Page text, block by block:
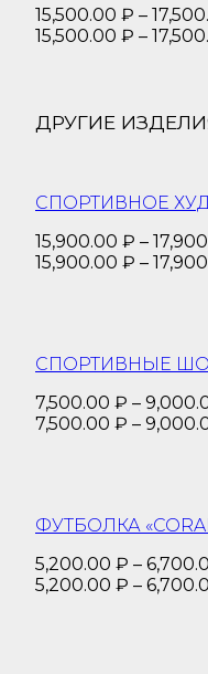
15,500.00 ₽ –
15,500.00 ₽ –
ДРУГИЕ
СПОРТИВНОЕ
15,900.00 ₽ –
15,900.00 ₽ –
СПОРТИВНЫЕ
7,500.00 ₽ –
7,500.00 ₽ –
ФУТБОЛКА
5,200.00 ₽ –
5,200.00 ₽ –